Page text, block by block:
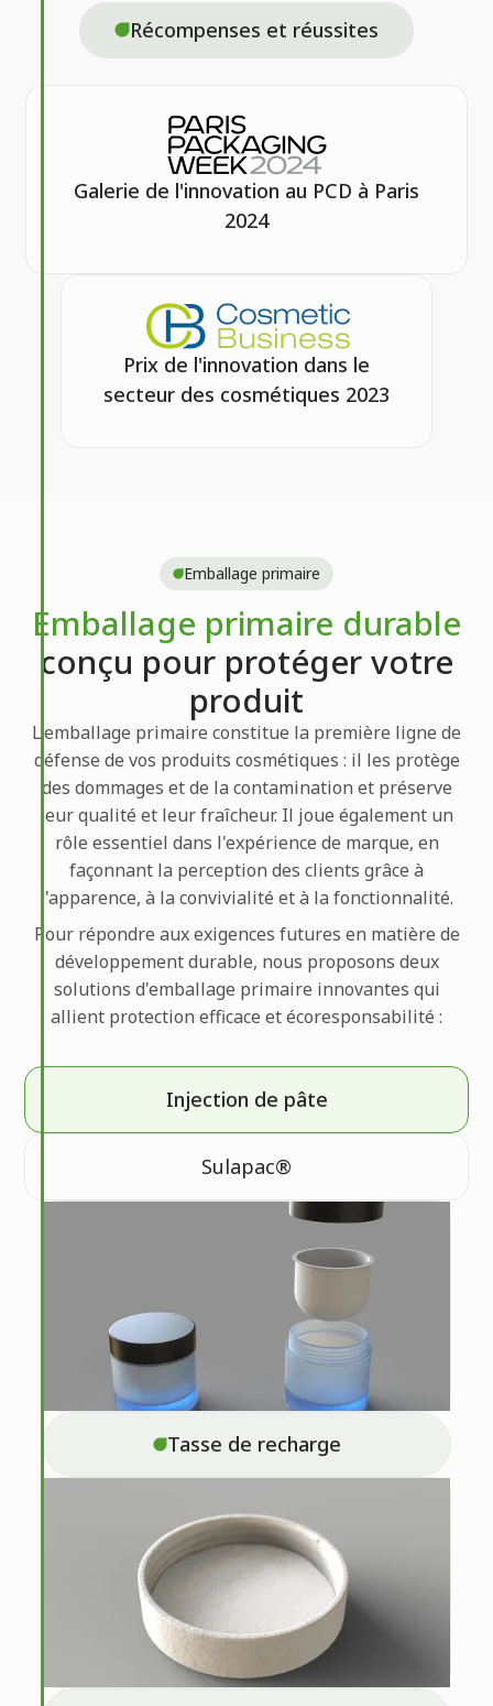
Récompenses et réussites
Galerie de l'innovation au PCD à Paris
2024
Prix de l'innovation dans le
secteur des cosmétiques 2023
Emballage primaire
Emballage primaire durable
conçu pour protéger votre
produit
L'emballage primaire constitue la première ligne de
défense de vos produits cosmétiques : il les protège
des dommages et de la contamination et préserve
leur qualité et leur fraîcheur. Il joue également un
rôle essentiel dans l'expérience de marque, en
façonnant la perception des clients grâce à
l'apparence, à la convivialité et à la fonctionnalité.
Pour répondre aux exigences futures en matière de
développement durable, nous proposons deux
solutions d'emballage primaire innovantes qui
allient protection efficace et écoresponsabilité :
Injection de pâte
Sulapac®
Tasse de recharge